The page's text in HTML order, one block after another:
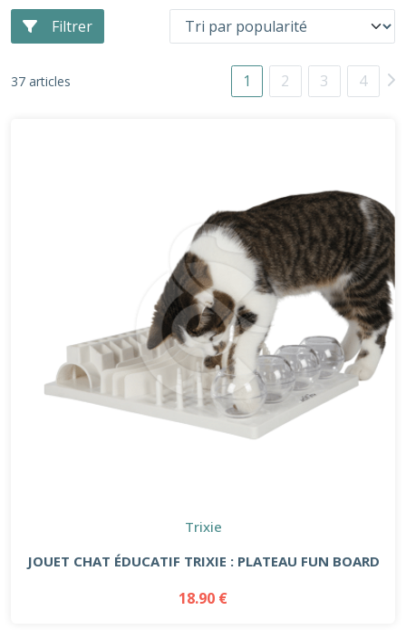
Filtrer
37 articles 1 2 3 4
Trixie
JOUET CHAT ÉDUCATIF TRIXIE : PLATEAU FUN BOARD
18.90 €